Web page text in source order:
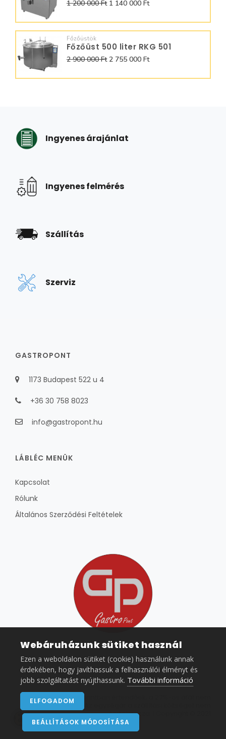
Webáruházunk sütiket használ
Ezen a weboldalon sütiket (cookie) használunk annak
érdekében, hogy javíthassuk a felhasználói élményt és
jobb szolgáltatást nyújthassunk. További információ
ELFOGADOM
BEÁLLÍTÁSOK MÓDOSÍTÁSA
1 200 000 Ft1 140 000 Ft
Főzőüstök
Főzőüst 500 liter RKG 501
2 900 000 Ft2 755 000 Ft
Ingyenes árajánlat
Ingyenes felmérés
Szállítás
Szerviz
GASTROPONT
1173 Budapest 522 u 4
+36 30 758 8023
info@gastropont.hu
LÁBLÉC MENÜK
Kapcsolat
Rólunk
Általános Szerződési Feltételek
Az árak nettó forintban értendőek, a 27%-os áfát nem
tartalmazzák. Az egységár a szállítási költséget nem
tartalmazza. | Copyright © 2021